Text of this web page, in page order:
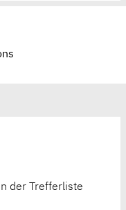
der Trefferliste